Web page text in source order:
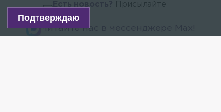
Присылайте
Читайте нас в мессенджере Max!
Подтверждаю